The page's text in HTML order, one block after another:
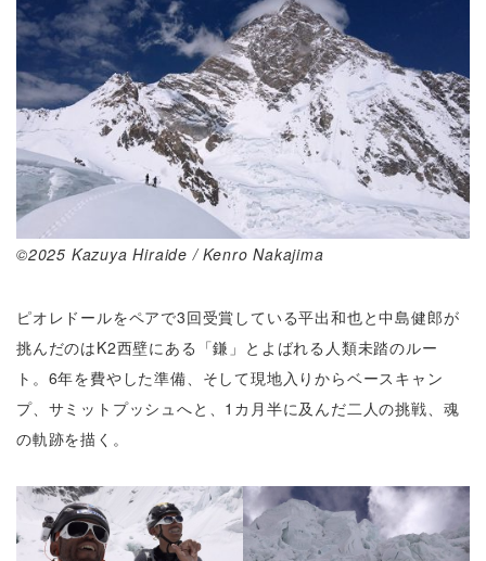
©2025 Kazuya Hiraide / Kenro Nakajima
ピオレドールをペアで3回受賞している平出和也と中島健郎が
挑んだのはK2西壁にある「鎌」とよばれる人類未踏のルー
ト。6年を費やした準備、そして現地入りからベースキャン
プ、サミットプッシュへと、1カ月半に及んだ二人の挑戦、魂
の軌跡を描く。